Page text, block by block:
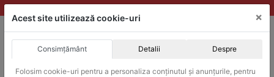
Skip
to
ACHIZITII PUBLICE
Produsele pot fi achizitionate si in sistemul SEAP / SICAP
Acest site utilizează cookie-uri ×
Consimțământ Detalii Despre
Folosim cookie-uri pentru a personaliza conținutul și anunțurile, pentru